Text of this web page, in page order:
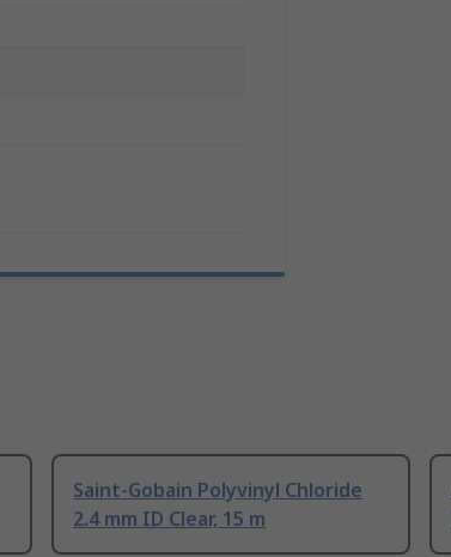
Saint-Gobain Polyvinyl Chloride
2.4 mm ID Clear, 15 m